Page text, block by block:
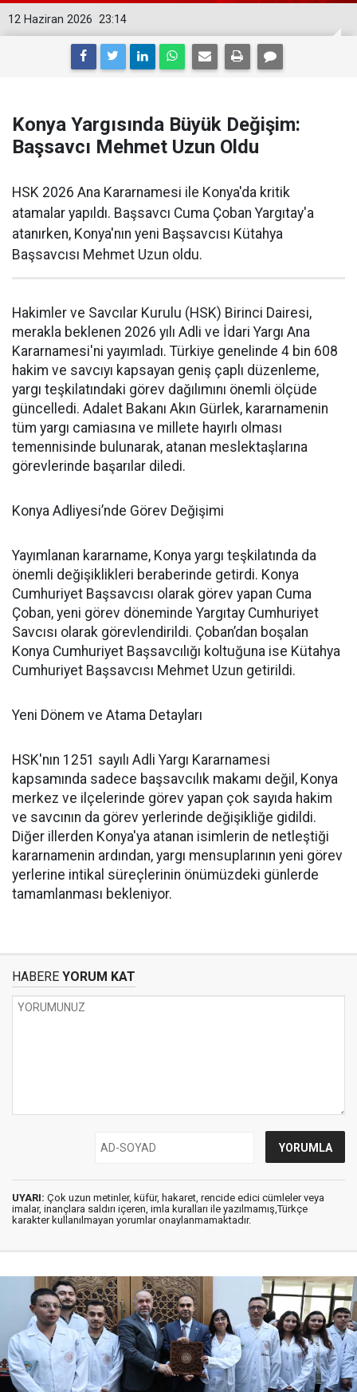
23:14
12 Haziran 2026
Konya Yargısında Büyük Değişim:
Başsavcı Mehmet Uzun Oldu
HSK 2026 Ana Kararnamesi ile Konya'da kritik
atamalar yapıldı. Başsavcı Cuma Çoban Yargıtay'a
atanırken, Konya'nın yeni Başsavcısı Kütahya
Başsavcısı Mehmet Uzun oldu.
Hakimler ve Savcılar Kurulu (HSK) Birinci Dairesi,
merakla beklenen 2026 yılı Adli ve İdari Yargı Ana
Kararnamesi'ni yayımladı. Türkiye genelinde 4 bin 608
hakim ve savcıyı kapsayan geniş çaplı düzenleme,
yargı teşkilatındaki görev dağılımını önemli ölçüde
güncelledi. Adalet Bakanı Akın Gürlek, kararnamenin
tüm yargı camiasına ve millete hayırlı olması
temennisinde bulunarak, atanan meslektaşlarına
görevlerinde başarılar diledi.
Konya Adliyesi’nde Görev Değişimi
Yayımlanan kararname, Konya yargı teşkilatında da
önemli değişiklikleri beraberinde getirdi. Konya
Cumhuriyet Başsavcısı olarak görev yapan Cuma
Çoban, yeni görev döneminde Yargıtay Cumhuriyet
Savcısı olarak görevlendirildi. Çoban’dan boşalan
Konya Cumhuriyet Başsavcılığı koltuğuna ise Kütahya
Cumhuriyet Başsavcısı Mehmet Uzun getirildi.
Yeni Dönem ve Atama Detayları
HSK'nın 1251 sayılı Adli Yargı Kararnamesi
kapsamında sadece başsavcılık makamı değil, Konya
merkez ve ilçelerinde görev yapan çok sayıda hakim
ve savcının da görev yerlerinde değişikliğe gidildi.
Diğer illerden Konya'ya atanan isimlerin de netleştiği
kararnamenin ardından, yargı mensuplarının yeni görev
yerlerine intikal süreçlerinin önümüzdeki günlerde
tamamlanması bekleniyor.
HABERE YORUM KAT
UYARI: Çok uzun metinler, küfür, hakaret, rencide edici cümleler veya
imalar, inançlara saldırı içeren, imla kuralları ile yazılmamış,Türkçe
karakter kullanılmayan yorumlar onaylanmamaktadır.